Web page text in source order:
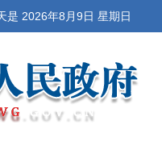
是 2026年8月9日 星期日